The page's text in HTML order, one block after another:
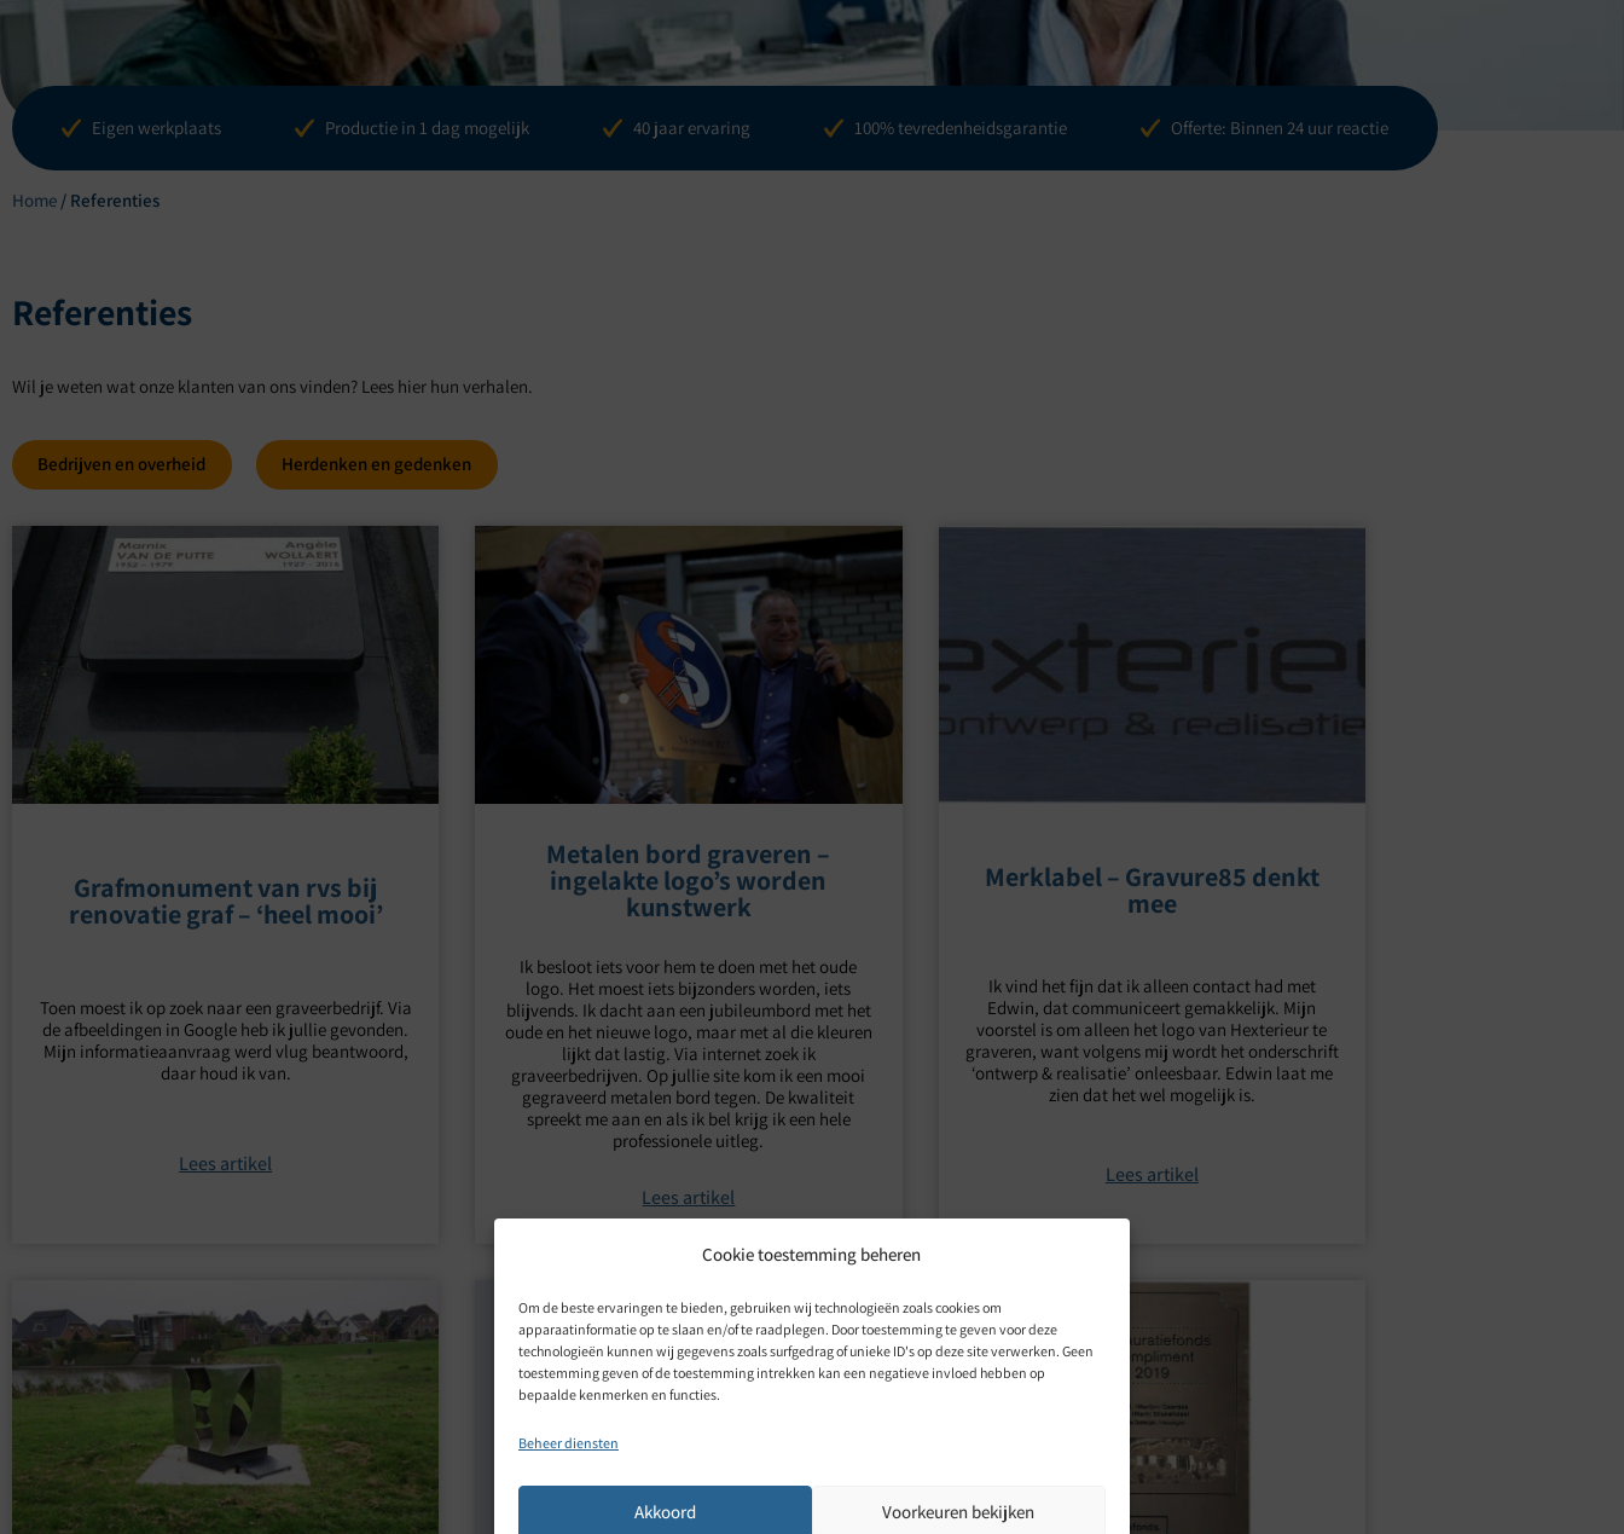
Cookie toestemming beheren
Om de beste ervaringen te bieden, gebruiken wij technologieën zoals cookies om
apparaatinformatie op te slaan en/of te raadplegen. Door toestemming te geven voor deze
technologieën kunnen wij gegevens zoals surfgedrag of unieke ID's op deze site verwerken. Geen
toestemming geven of de toestemming intrekken kan een negatieve invloed hebben op
bepaalde kenmerken en functies.
Beheer diensten
Akkoord Voorkeuren bekijken
Blogs
Eigen werkplaats Productie in 1 dag mogelijk 40 jaar ervaring 100% tevredenheidsgarantie Offerte: Binnen 24 uur reactie
Home / Referenties
Referenties
Wil je weten wat onze klanten van ons vinden? Lees hier hun verhalen.
Bedrijven en overheid Herdenken en gedenken
Grafmonument van rvs bij
renovatie graf – ‘heel mooi’
Toen moest ik op zoek naar een graveerbedrijf. Via
de afbeeldingen in Google heb ik jullie gevonden.
Mijn informatieaanvraag werd vlug beantwoord,
daar houd ik van.
Lees artikel
Metalen bord graveren –
ingelakte logo’s worden
kunstwerk
Ik besloot iets voor hem te doen met het oude
logo. Het moest iets bijzonders worden, iets
blijvends. Ik dacht aan een jubileumbord met het
oude en het nieuwe logo, maar met al die kleuren
lijkt dat lastig. Via internet zoek ik
graveerbedrijven. Op jullie site kom ik een mooi
gegraveerd metalen bord tegen. De kwaliteit
spreekt me aan en als ik bel krijg ik een hele
professionele uitleg.
Lees artikel
Merklabel – Gravure85 denkt
mee
Ik vind het fijn dat ik alleen contact had met
Edwin, dat communiceert gemakkelijk. Mijn
voorstel is om alleen het logo van Hexterieur te
graveren, want volgens mij wordt het onderschrift
‘ontwerp & realisatie’ onleesbaar. Edwin laat me
zien dat het wel mogelijk is.
Lees artikel